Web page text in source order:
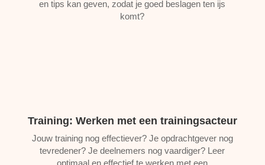
en tips kan geven, zodat je goed beslagen ten ijs
komt?
Training: Werken met een trainingsacteur
Jouw training nog effectiever? Je opdrachtgever nog
tevredener? Je deelnemers nog vaardiger? Leer
optimaal en effectief te werken met een